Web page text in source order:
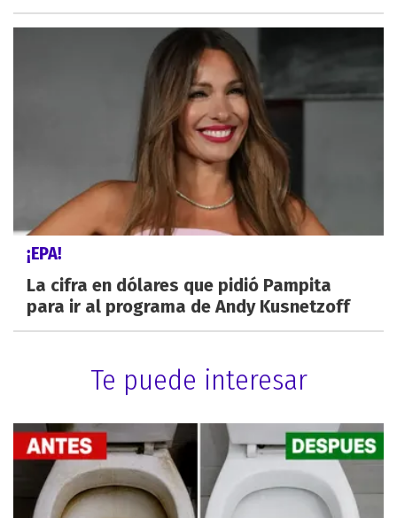
¡EPA!
La cifra en dólares que pidió Pampita
para ir al programa de Andy Kusnetzoff
Te puede interesar